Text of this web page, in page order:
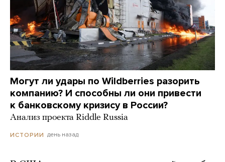
Могут ли удары по Wildberries разорить
компанию? И способны ли они привести
к банковскому кризису в России?
Анализ проекта Riddle Russia
ИСТОРИИ день назад